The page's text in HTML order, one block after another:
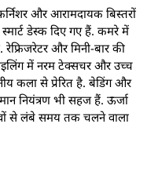
और आरामदायक बिस्तरों
डेस्क दिए गए हैं. कमरे में
और मिनी-बार की
में नरम टेक्सचर और उच्च
कला से प्रेरित है. बेडिंग और
नियंत्रण भी सहज हैं. ऊर्जा
से लंबे समय तक चलने वाला